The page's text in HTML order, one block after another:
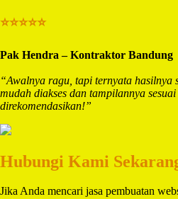
⭐⭐⭐⭐⭐
Pak Hendra – Kontraktor Bandung
“Awalnya ragu, tapi ternyata hasilnya
mudah diakses dan tampilannya
direkomendasikan!”
Hubungi Kami
Jika Anda mencari jasa pembuatan